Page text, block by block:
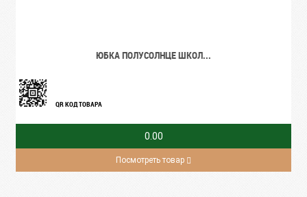
ЮБКА ПОЛУСОЛНЦЕ ШКОЛ...
QR КОД ТОВАРА
0.00
Посмотреть товар